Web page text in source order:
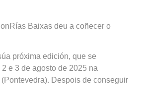
Baixas deu a coñecer o
próxima edición, que se
e 3 de agosto de 2025 na
Despois de conseguir